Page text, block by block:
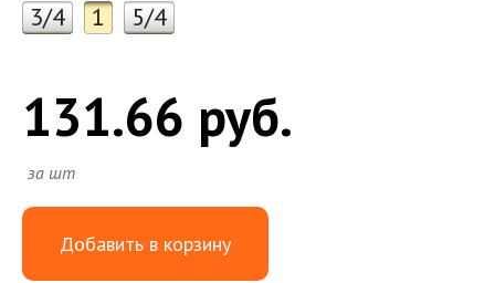
3/4 1 5/4
131.66 руб.
за шт
Добавить в корзину